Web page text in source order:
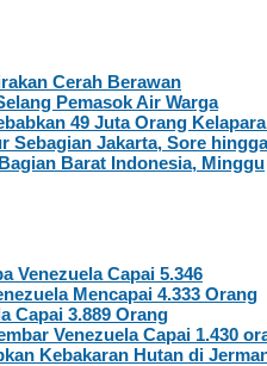
Cerah Berawan
Pemasok Air Warga
49 Juta Orang
Sebagian Jakarta, Sore
Barat Indonesia, Minggu
Venezuela Capai 5.346
Mencapai 4.333 Orang
Capai 3.889 Orang
Venezuela Capai 1.430
Kebakaran Hutan di